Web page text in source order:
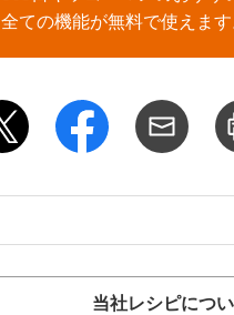
全ての機能が無料で使えま
当社レシピにつ